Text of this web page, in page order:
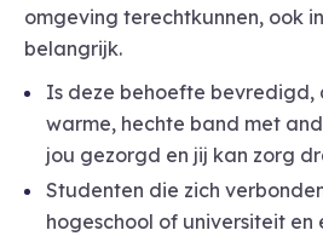
omgeving terechtkunnen, ook
belangrijk.
Is deze behoefte bevredigd,
warme, hechte band met
jou gezorgd en jij kan zorg
Studenten die zich
hogeschool of universiteit